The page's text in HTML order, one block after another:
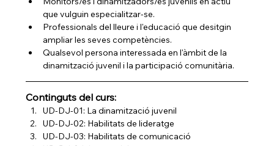
que vulguin especialitzar-se.
Professionals del lleure i l'educació que desitgin
ampliar les seves competències.
Qualsevol persona interessada en l'àmbit de la
dinamització juvenil i la participació comunitària.
Continguts del curs:
UD-DJ-01: La dinamització juvenil
UD-DJ-02: Habilitats de lideratge
UD-DJ-03: Habilitats de comunicació